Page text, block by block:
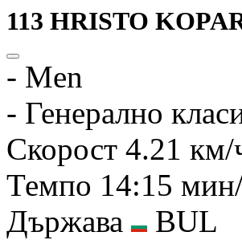
113 HRISTO
- Men
- Генерално
Скорост 4.21 км/
Темпо 14:15
Държава
BUL